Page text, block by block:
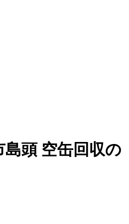
島頭 空缶回収の